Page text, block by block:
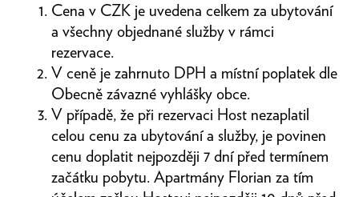
Cena v CZK je uvedena celkem za ubytování
a všechny objednané služby v rámci
rezervace.
V ceně je zahrnuto DPH a místní poplatek dle
Obecně závazné vyhlášky obce.
V případě, že při rezervaci Host nezaplatil
celou cenu za ubytování a služby, je povinen
cenu doplatit nejpozději 7 dní před termínem
začátku pobytu. Apartmány Florian za tím